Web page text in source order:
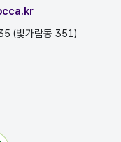
(빛가람동 351)